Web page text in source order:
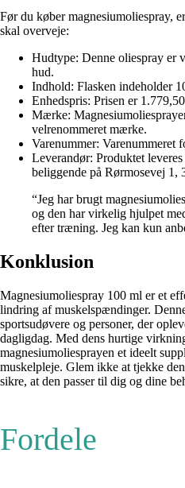
Før du køber magnesiumoliespray,
skal overveje:
Hudtype: Denne oliespray er
hud.
Indhold: Flasken indeholder
Enhedspris: Prisen er
Mærke:
velrenommeret mærke.
Varenummer: Varenummeret
Leverandør: Produktet
beliggende på Rørmosevej 1,
“Jeg har brugt
og den har virkelig hjulpet
efter træning. Jeg kan kun
Konklusion
Magnesiumoliespray 100 ml er et
lindring af muskelspændinger.
sportsudøvere og personer, der
dagligdag. Med dens hurtige
magnesiumoliesprayen et ideelt
muskelpleje. Glem ikke at tjekke
sikre, at den passer til dig og dine
Fordele